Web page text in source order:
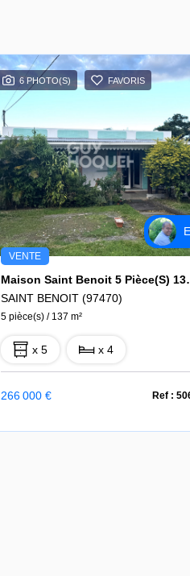
6 PHOTO(S) FAVORIS
VENTE
Maison
SAINT BENOIT (97470)
5 pièce(s) / 137 m²
x 5 x 4
266 000 € Ref :